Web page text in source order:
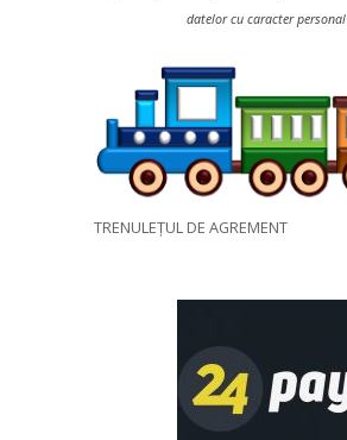
datelor cu caracter personal
TRENULEȚUL DE AGREMENT